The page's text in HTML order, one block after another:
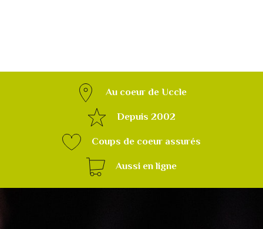
Au coeur de Uccle
Depuis 2002
Coups de coeur assurés
Aussi en ligne